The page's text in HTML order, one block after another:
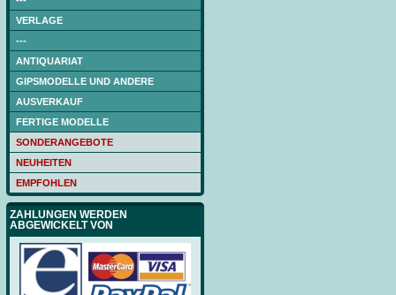
VERLAGE
---
ANTIQUARIAT
GIPSMODELLE UND ANDERE
AUSVERKAUF
FERTIGE MODELLE
SONDERANGEBOTE
NEUHEITEN
EMPFOHLEN
ZAHLUNGEN WERDEN
ABGEWICKELT VON